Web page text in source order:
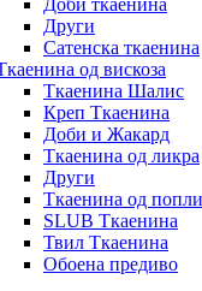
Доби ткаенина
Други
Сатенска ткаенина
од вискоза
Ткаенина Шалис
Креп Ткаенина
Доби и Жакард
Ткаенина од ликра
Други
Ткаенина од
SLUB Ткаенина
Твил Ткаенина
Обоена предиво